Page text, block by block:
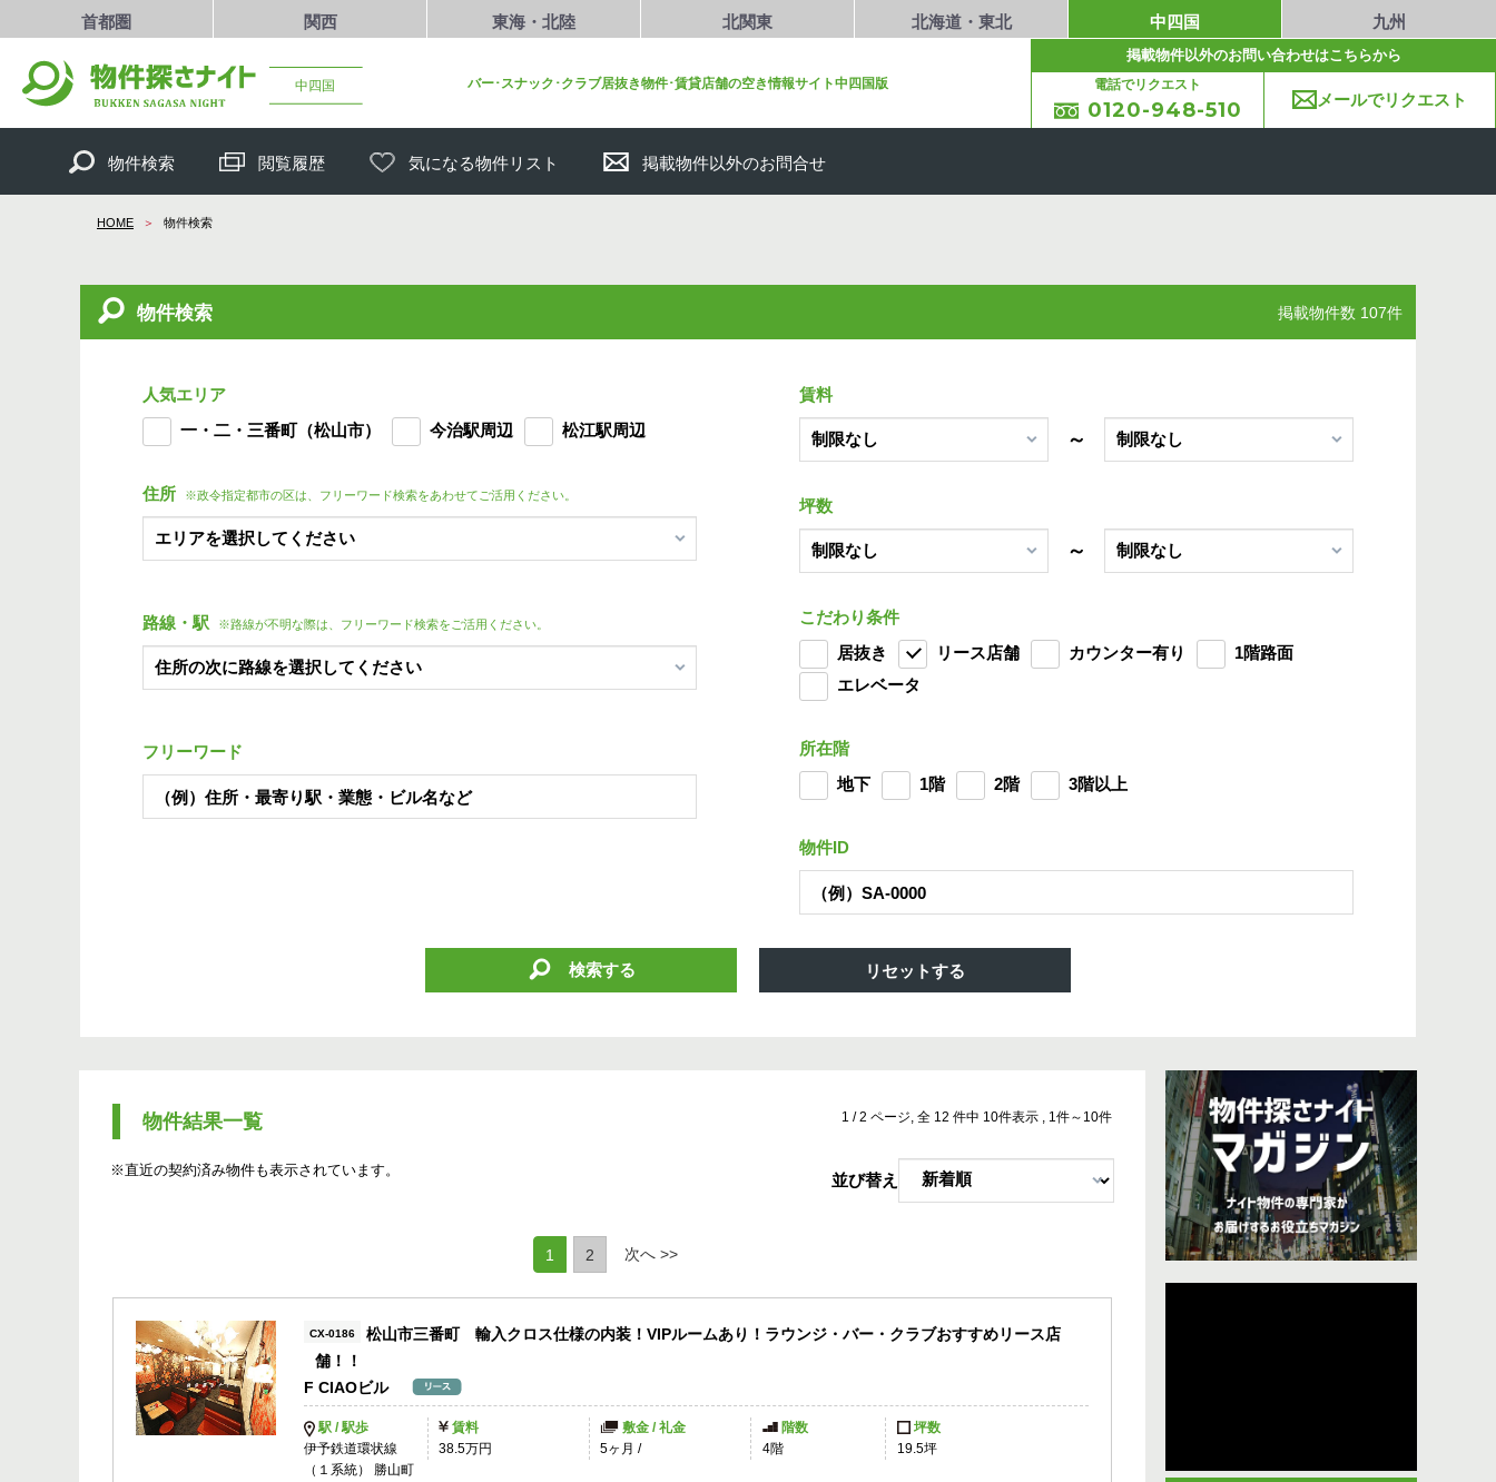
首都圏 関西 東海・北陸 北関東 北海道・東北 中四国 九州
中四国 バー･スナック･クラブ居抜き物件･賃貸店舗の空き情報サイト中四国版
掲載物件以外のお問い合わせはこちらから
電話でリクエスト
0120-948-510 メールでリクエスト
物件検索 閲覧履歴 気になる物件リスト 掲載物件以外のお問合せ
HOME 物件検索
物件検索 掲載物件数 107件
人気エリア
一・二・三番町（松山市）
今治駅周辺 松江駅周辺
住所 ※政令指定都市の区は、フリーワード検索をあわせてご活用ください。
路線・駅 ※路線が不明な際は、フリーワード検索をご活用ください。
フリーワード
賃料
～
坪数
～
こだわり条件
居抜き
リース店舗 カウンター有り
1階路面
エレベータ
所在階
地下
1階 2階 3階以上
物件ID
検索する
物件結果一覧 1 / 2 ページ, 全 12 件中 10件表示 , 1件～10件
※直近の契約済み物件も表示されています。
並び替え
1 (current)
2 次へ >>
CX-0186
松山市三番町 輸入クロス仕様の内装！VIPルームあり！ラウンジ・バー・クラブおすすめリース店
舗！！
F CIAOビル
駅 / 駅歩
伊予鉄道環状線
（１系統） 勝山町
賃料
38.5万円
敷金 / 礼金
5ヶ月 /
階数
4階
坪数
19.5坪